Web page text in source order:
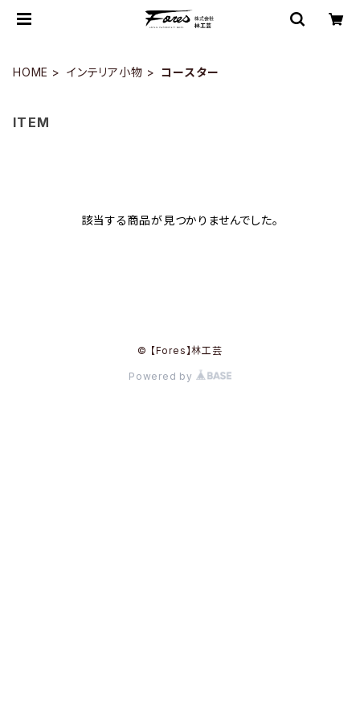
HOME インテリア小物 コースター
ITEM
該当する商品が見つかりませんでした。
© 【Fores】林工芸
Powered by